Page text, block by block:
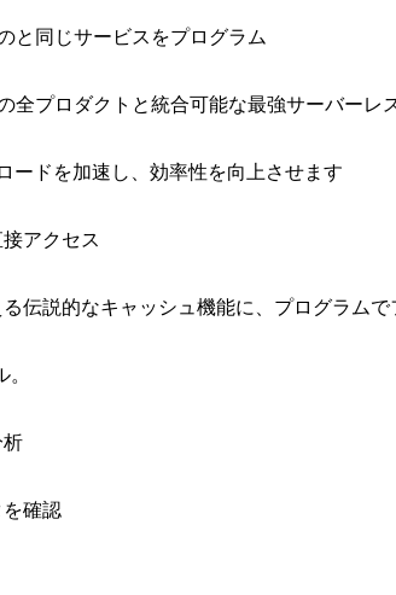
と同じサービスをプログラム
全プロダクトと統合可能な最強サーバーレ
ードを加速し、効率性を向上させます
アクセス
伝説的なキャッシュ機能に、プログラムで
析
を確認